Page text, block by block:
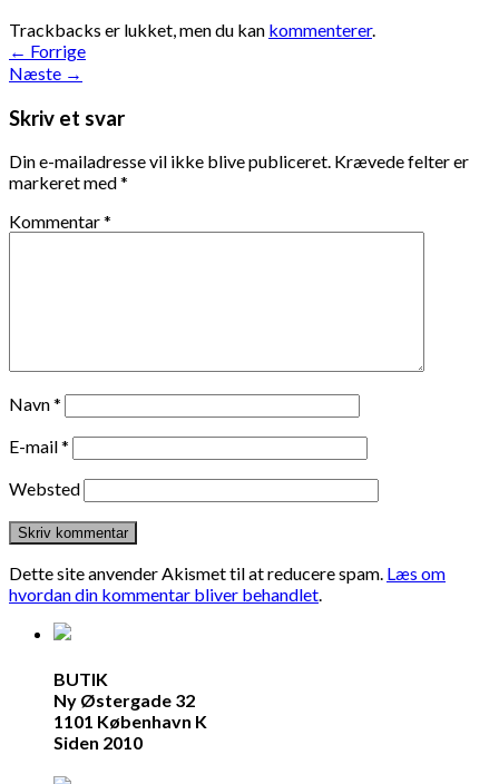
Trackbacks er lukket, men du kan kommenterer.
← Forrige
Næste →
Skriv et svar
Din e-mailadresse vil ikke blive publiceret. Krævede felter er
markeret med*
Kommentar*
Navn*
E-mail*
Websted
Dette site anvender Akismet til at reducere spam. Læs om
hvordan din kommentar bliver behandlet.
BUTIK
Ny Østergade 32
1101 København K
Siden 2010